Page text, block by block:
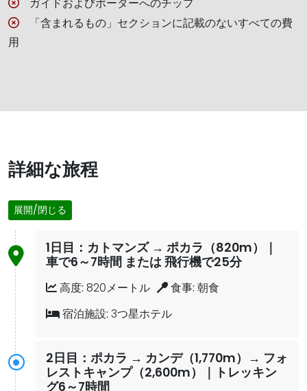
ガイドおよびポーターへのチップ
「含まれるもの」セクションに記載のないすべての費
用
詳細な旅程
展開/閉じる
1日目：カトマンズ → ポカラ（820m）｜
車で6～7時間 または 飛行機で25分
高度: 820メートル 食事: 朝食
宿泊施設: 3つ星ホテル
2日目：ポカラ → カンデ（1,770m）→ フォ
レストキャンプ（2,600m）｜トレッキン
グ6～7時間